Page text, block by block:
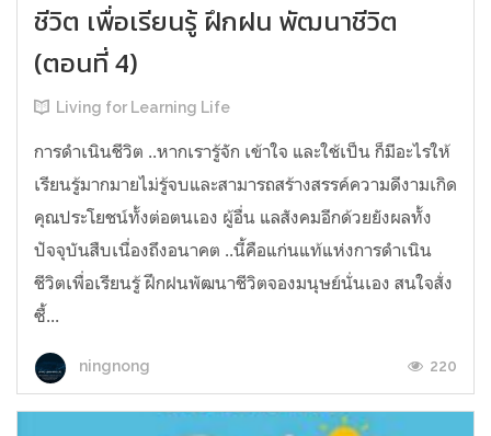
ชีวิต เพื่อเรียนรู้ ฝึกฝน พัฒนาชีวิต
(ตอนที่ 4)
Living for Learning Life
การดำเนินชีวิต​ ..หากเรารู้จัก​ เข้าใจ​ และใช้เป็น ก็มีอะไรให้
เรียนรู้มากมายไม่รู้จบ​และสามารถสร้างสรรค์ความดีงามเกิด
คุณประโยชน์ทั้งต่อตนเอง​ ผู้อื่น​ แลสังคมอีกด้วยยังผลทั้ง
ปัจจุบันสืบเนื่องถึงอนาคต​ ..นี้คือแก่นแท้แห่งการดำเนิน
ชีวิตเพื่อเรียนรู้​ ฝึก​ฝน​พัฒนาชีวิตจองมนุษย์นั่นเอง สนใจสั่ง
ซื้...
ningnong 220